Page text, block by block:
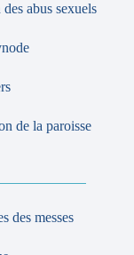
abus sexuels
de la paroisse
des messes